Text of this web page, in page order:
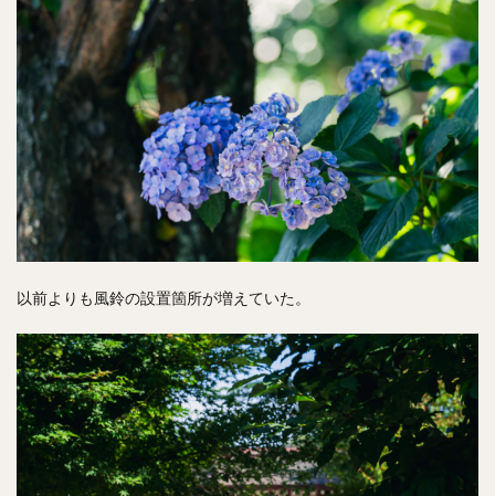
以前よりも風鈴の設置箇所が増えていた。